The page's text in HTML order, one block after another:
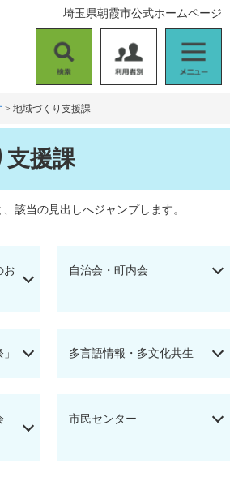
索
用
ニ
埼玉県朝霞市公式ホームページ
> 地域づくり支援課
支援課
該当の見出しへジャンプします。
お
自治会・町内会
多言語情報・多文化共生
市民センター